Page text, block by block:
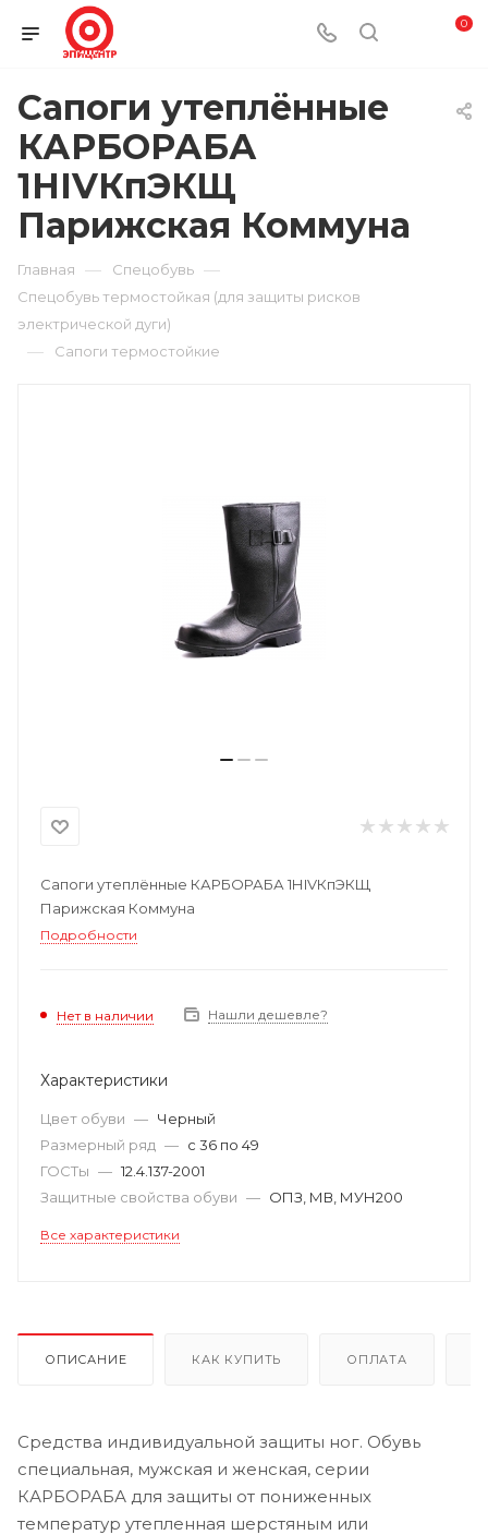
0
Сапоги утеплённые
КАРБОРАБА
1НIVКпЭКЩ
Парижская Коммуна
Главная — Спецобувь —
Спецобувь термостойкая (для защиты рисков
электрической дуги)
— Сапоги термостойкие
Сапоги утеплённые КАРБОРАБА 1НIVКпЭКЩ
Парижская Коммуна
Подробности
Нет в наличии Нашли дешевле?
Характеристики
Цвет обуви — Черный
Размерный ряд — с 36 по 49
ГОСТы — 12.4.137-2001
Защитные свойства обуви — ОПЗ, МВ, МУН200
Все характеристики
ОПИСАНИЕ КАК КУПИТЬ ОПЛАТА
Средства индивидуальной защиты ног. Обувь
специальная, мужская и женская, серии
КАРБОРАБА для защиты от пониженных
температур утепленная шерстяным или